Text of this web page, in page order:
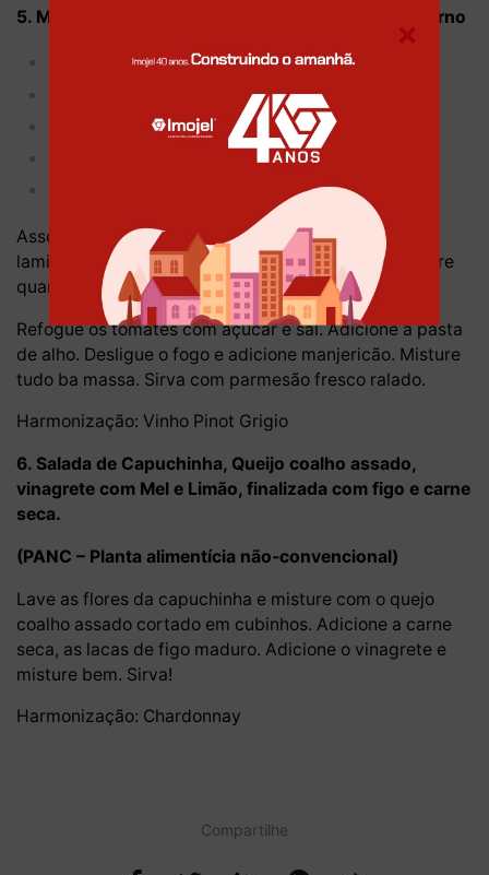
5. Massa preta com tomate cereja frito e alho de forno
Massa preta
01 cabeça de alho pequena
Manjericão Verde ou siciliano
Asse os alhos no forno envelopados em um papel
laminado. Tempere com sal e regue com azeite. Retire
quando estiverem em pasta.
Refogue os tomates com açúcar e sal. Adicione a pasta
de alho. Desligue o fogo e adicione manjericão. Misture
tudo ba massa. Sirva com parmesão fresco ralado.
Harmonização: Vinho Pinot Grigio
6. Salada de Capuchinha, Queijo coalho assado,
vinagrete com Mel e Limão, finalizada com figo e carne
seca.
(PANC – Planta alimentícia não-convencional)
Lave as flores da capuchinha e misture com o quejo
coalho assado cortado em cubinhos. Adicione a carne
seca, as lacas de figo maduro. Adicione o vinagrete e
misture bem. Sirva!
Harmonização: Chardonnay
Compartilhe